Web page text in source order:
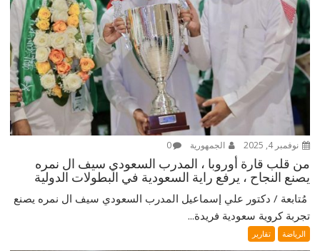
نوفمبر 4, 2025 الجمهورية 0
من قلب قارة أوروبا ، المدرب السعودي سيف ال نمره
يصنع النجاح ، يرفع راية السعودية في البطولات الدولية
‎ مُتابعة / دكتور علي إسماعيل ‎المدرب السعودي سيف ال نمره يصنع
تجربة كروية سعودية فريدة...
الرياضة تقارير